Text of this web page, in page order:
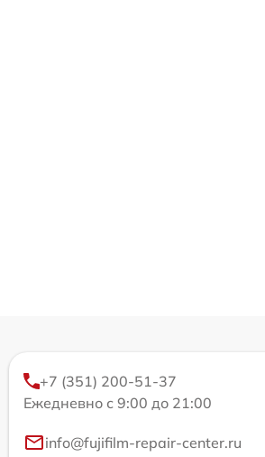
+7 (351) 200-51-37
Ежедневно с 9:00 до 21:00
info@fujifilm-repair-center.ru